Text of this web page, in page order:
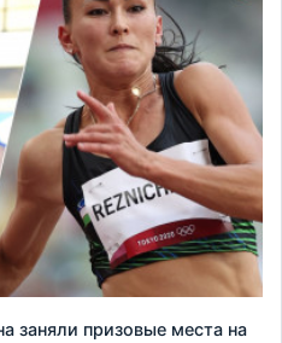
заняли призовые места на